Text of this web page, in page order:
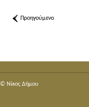
Προηγούμενο
© Nίκος Δήμου